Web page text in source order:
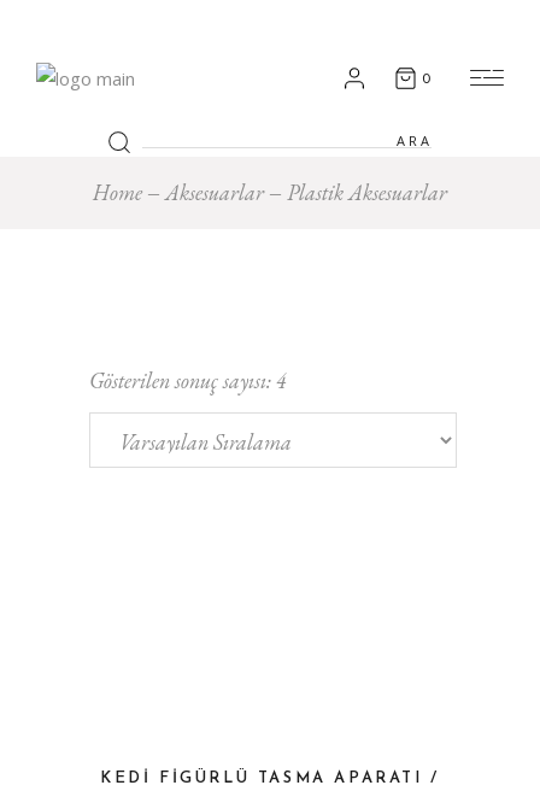
0
Search
for:
Home Aksesuarlar Plastik Aksesuarlar
Gösterilen sonuç sayısı: 4
KEDI FIGÜRLÜ TASMA APARATI /